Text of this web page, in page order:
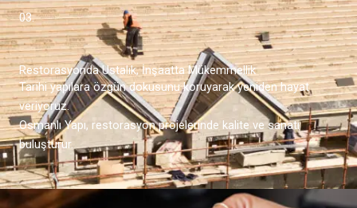
03.
Restorasyonda Ustalık, İnşaatta Mükemmellik
Tarihi yapılara özgün dokusunu koruyarak yeniden hayat
veriyoruz.
Osmanlı Yapı, restorasyon projelerinde kalite ve sanatı
buluşturur.